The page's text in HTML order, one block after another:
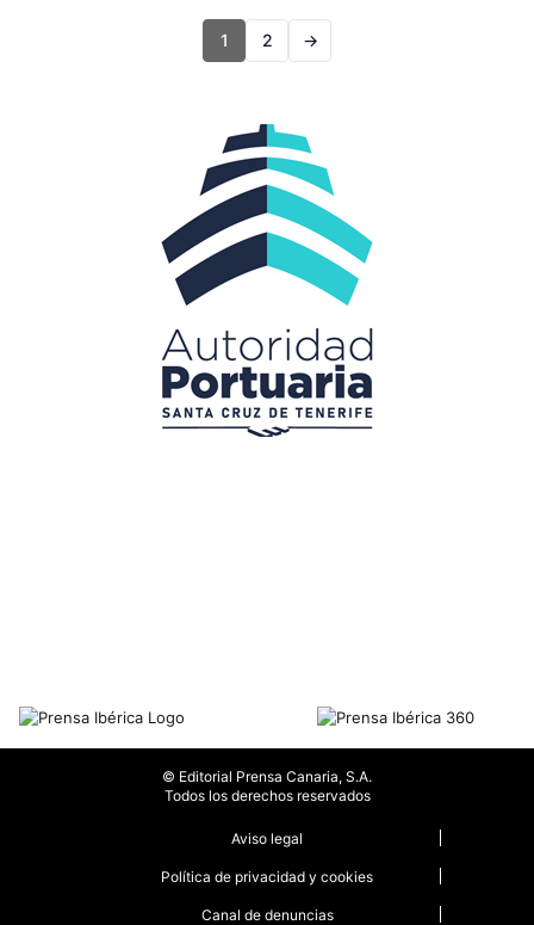
1 2 →
© Editorial Prensa Canaria, S.A.
Todos los derechos reservados
Aviso legal
Política de privacidad y cookies
Canal de denuncias